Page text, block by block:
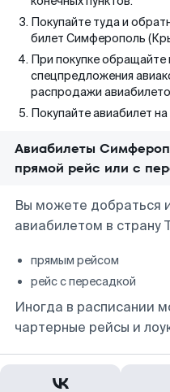
Покупайте туда и
билет Симферополь
При покупке обращайте
спецпредложения
распродажи
Покупайте авиабилет
Авиабилеты
прямой рейс или с
Вы можете добраться
авиабилетом в страну
прямым рейсом
рейс с пересадкой
Иногда в расписании
чартерные рейсы и